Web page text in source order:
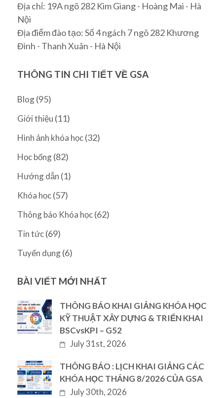
Địa chỉ: 19A ngõ 282 Kim Giang - Hoàng Mai - Hà
Nội
Địa điểm đào tạo: Số 4 ngách 7 ngõ 282 Khương
Đình - Thanh Xuân - Hà Nội
THÔNG TIN CHI TIẾT VỀ GSA
Blog(95)
Giới thiệu (11)
Hình ảnh khóa học(32)
Học bổng(82)
Hướng dẫn (1)
Khóa học(57)
Thông báo Khóa học(62)
Tin tức(69)
Tuyển dụng(6)
BÀI VIẾT MỚI NHẤT
THÔNG BÁO KHAI GIẢNG KHÓA HỌC
KỸ THUẬT XÂY DỰNG & TRIỂN KHAI
BSCvsKPI – G52
July 31st, 2026
THÔNG BÁO : LỊCH KHAI GIẢNG CÁC
KHÓA HỌC THÁNG 8/2026 CỦA GSA
July 30th, 2026